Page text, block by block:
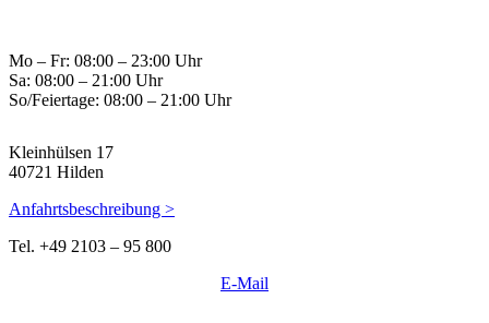
Mo – Fr: 08:00 – 23:00 Uhr
Sa: 08:00 – 21:00 Uhr
So/Feiertage: 08:00 – 21:00 Uhr
Kleinhülsen 17
40721 Hilden
Anfahrtsbeschreibung >
Tel. +49 2103 – 95 800
E-Mail